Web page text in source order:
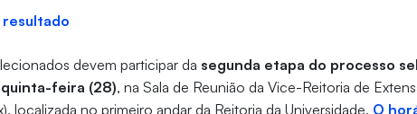
resultado
devem participar da segunda etapa do processo
feira (28), na Sala de Reunião da Vice-Reitoria de
localizada no primeiro andar da Reitoria da Universidade. O